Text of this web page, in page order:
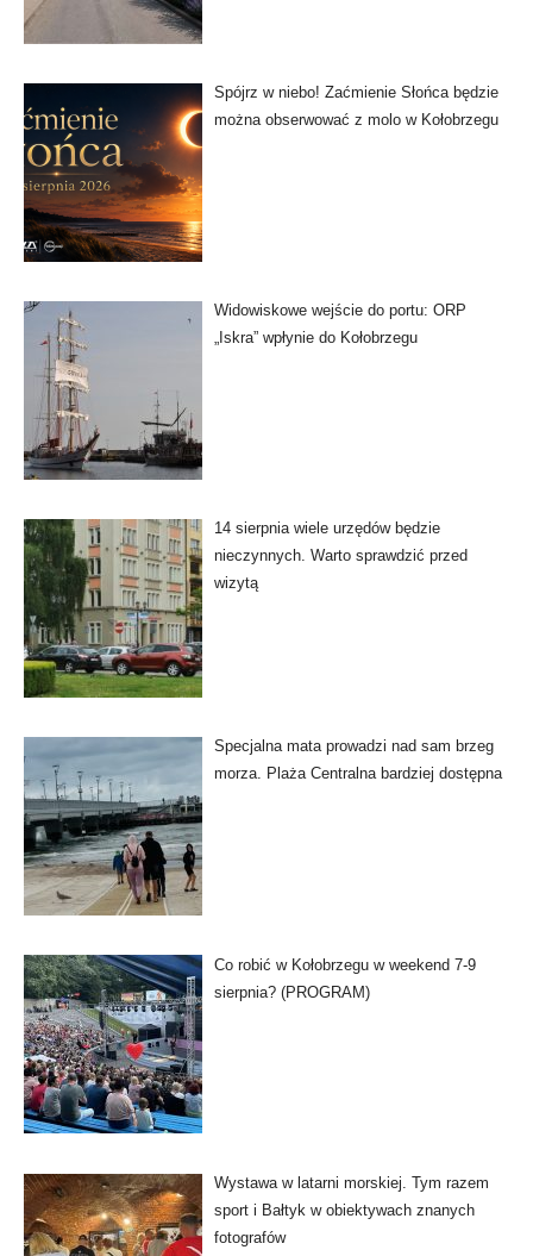
Spójrz w niebo! Zaćmienie Słońca będzie
można obserwować z molo w Kołobrzegu
Widowiskowe wejście do portu: ORP
„Iskra” wpłynie do Kołobrzegu
14 sierpnia wiele urzędów będzie
nieczynnych. Warto sprawdzić przed
wizytą
Specjalna mata prowadzi nad sam brzeg
morza. Plaża Centralna bardziej dostępna
Co robić w Kołobrzegu w weekend 7-9
sierpnia? (PROGRAM)
Wystawa w latarni morskiej. Tym razem
sport i Bałtyk w obiektywach znanych
fotografów